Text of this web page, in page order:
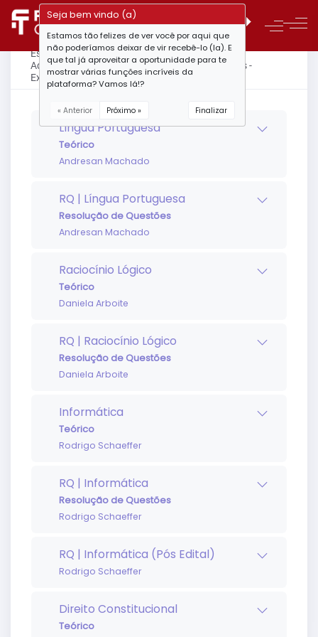
Estrutura do curso - Combo PP-RS - Técnico
Administrativo - Teórico + Resolução de Questões -
Extensivo
Língua Portuguesa
Teórico
Andresan Machado
RQ | Língua Portuguesa
Resolução de Questões
Andresan Machado
Raciocínio Lógico
Teórico
Daniela Arboite
RQ | Raciocínio Lógico
Resolução de Questões
Daniela Arboite
Informática
Teórico
Rodrigo Schaeffer
RQ | Informática
Resolução de Questões
Rodrigo Schaeffer
RQ | Informática (Pós Edital)
Rodrigo Schaeffer
Direito Constitucional
Teórico
Seja bem vindo (a)
Estamos tão felizes de ver você por aqui que
não poderíamos deixar de vir recebê-lo (la). E
que tal já aproveitar a oportunidade para te
mostrar várias funções incríveis da
plataforma? Vamos lá!?
« Anterior Próximo » Finalizar